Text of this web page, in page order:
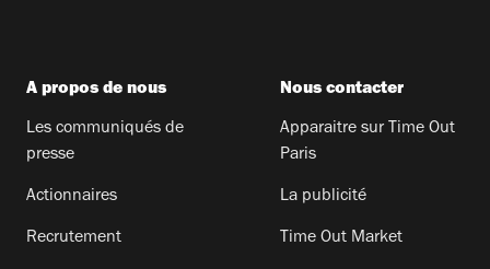
A propos de nous
Les communiqués de
presse
Actionnaires
Recrutement
Nous contacter
Apparaitre sur Time Out
Paris
La publicité
Time Out Market